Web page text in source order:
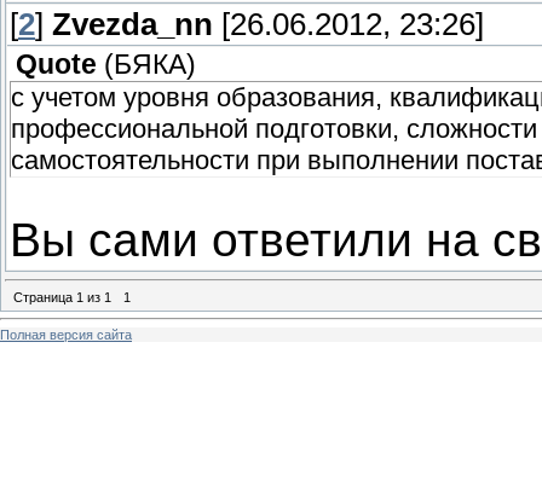
[2] Zvezda_nn [26.06.2012, 23:26]
Quote ( БЯКА)
с учетом уровня образования,
профессиональной подготовки,
самостоятельности при выполнении
Вы сами ответили на
Страница 1 из 1 1
Полная версия сайта